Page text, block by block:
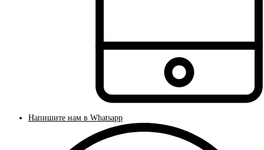
Напишите нам в Whatsapp